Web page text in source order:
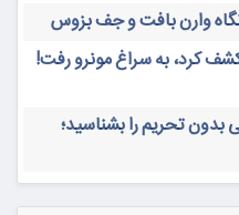
وارن بافت و جف بزوس
کرد، به سراغ مونرو رفت!
بدون تحریم را بشناسید؛